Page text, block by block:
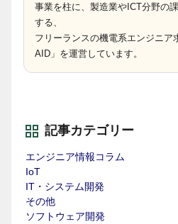
事業を柱に、製造業やICT分野の
する、
フリーランスの機電系エンジニア
AID」を運営しています。
記事カテゴリー
エンジニア情報コラム
IoT
IT・システム開発
その他
ソフトウェア開発